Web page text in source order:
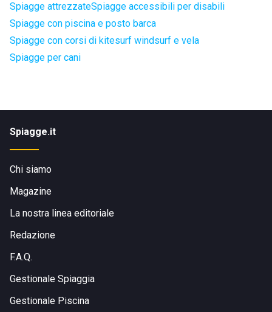
Spiagge attrezzateSpiagge accessibili per disabili
Spiagge con piscina e posto barca
Spiagge con corsi di kitesurf windsurf e vela
Spiagge per cani
Spiagge.it
Chi siamo
Magazine
La nostra linea editoriale
Redazione
F.A.Q.
Gestionale Spiaggia
Gestionale Piscina